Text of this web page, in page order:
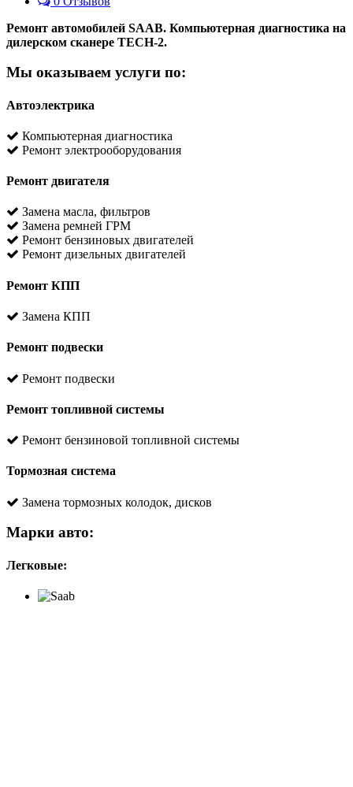
Ремонт автомобилей SAAB. Компьютерная диагностика на
дилерском сканере TECH-2.
Мы оказываем услуги по:
Автоэлектрика
Компьютерная диагностика
Ремонт электрооборудования
Ремонт двигателя
Замена масла, фильтров
Замена ремней ГРМ
Ремонт бензиновых двигателей
Ремонт дизельных двигателей
Ремонт КПП
Замена КПП
Ремонт подвески
Ремонт подвески
Ремонт топливной системы
Ремонт бензиновой топливной системы
Тормозная система
Замена тормозных колодок, дисков
Марки авто:
Легковые: